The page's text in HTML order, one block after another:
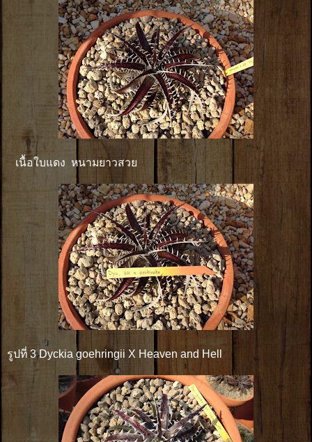
เนื้อใบแดง หนามยาวสวย
รูปที่ 3 Dyckia goehringii X Heaven and Hell